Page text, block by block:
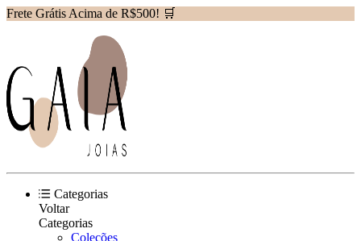
Frete Grátis Acima de R$500! 🛒
Categorias
Voltar
Categorias
Coleções